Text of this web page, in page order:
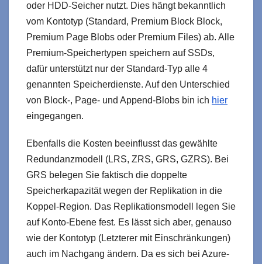
oder HDD-Seicher nutzt. Dies hängt bekanntlich
vom Kontotyp (Standard, Premium Block Block,
Premium Page Blobs oder Premium Files) ab. Alle
Premium-Speichertypen speichern auf SSDs,
dafür unterstützt nur der Standard-Typ alle 4
genannten Speicherdienste. Auf den Unterschied
von Block-, Page- und Append-Blobs bin ich hier
eingegangen.
Ebenfalls die Kosten beeinflusst das gewählte
Redundanzmodell (LRS, ZRS, GRS, GZRS). Bei
GRS belegen Sie faktisch die doppelte
Speicherkapazität wegen der Replikation in die
Koppel-Region. Das Replikationsmodell legen Sie
auf Konto-Ebene fest. Es lässt sich aber, genauso
wie der Kontotyp (Letzterer mit Einschränkungen)
auch im Nachgang ändern. Da es sich bei Azure-